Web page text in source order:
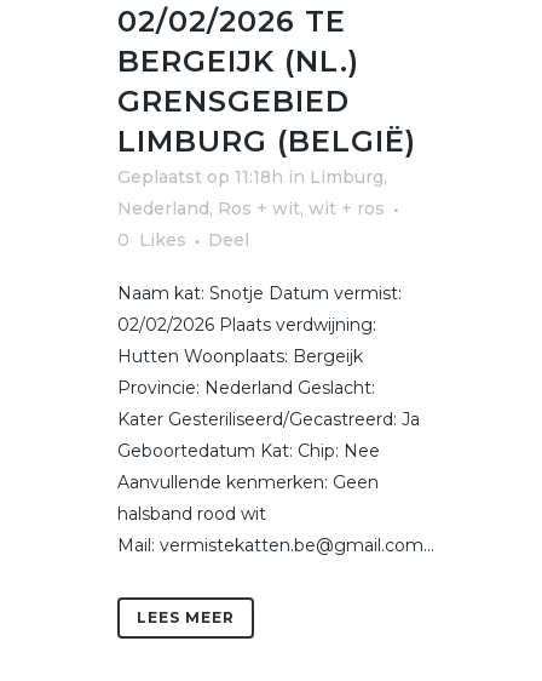
02/02/2026 TE
BERGEIJK (NL.)
GRENSGEBIED
LIMBURG (BELGIË)
Geplaatst op 11:18h in Limburg,
Nederland, Ros + wit, wit + ros
0
Likes Deel
Naam kat: Snotje Datum vermist:
02/02/2026 Plaats verdwijning:
Hutten Woonplaats: Bergeijk
Provincie: Nederland Geslacht:
Kater Gesteriliseerd/Gecastreerd: Ja
Geboortedatum Kat: Chip: Nee
Aanvullende kenmerken: Geen
halsband rood wit
Mail: vermistekatten.be@gmail.com...
LEES MEER